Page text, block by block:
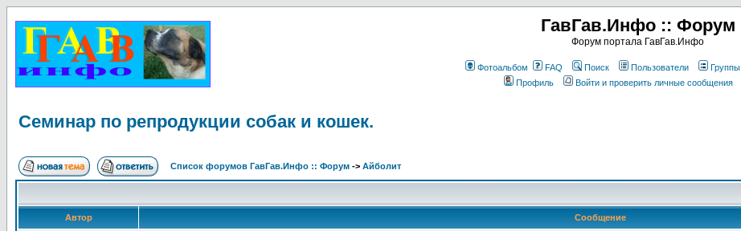
ГавГав.Инфо :: Форум
Форум портала ГавГав.Инфо
Фотоальбом FAQ Поиск Пользователи Группы
Профиль
Войти и проверить личные сообщения
Семинар по репродукции собак и кошек.
Список форумов ГавГав.Инфо :: Форум -> Айболит
Автор
Сообщение